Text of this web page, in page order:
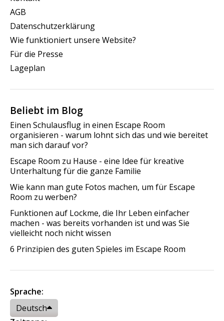
AGB
Datenschutzerklärung
Wie funktioniert unsere Website?
Für die Presse
Lageplan
Beliebt im Blog
Einen Schulausflug in einen Escape Room
organisieren - warum lohnt sich das und wie bereitet
man sich darauf vor?
Escape Room zu Hause - eine Idee für kreative
Unterhaltung für die ganze Familie
Wie kann man gute Fotos machen, um für Escape
Room zu werben?
Funktionen auf Lockme, die Ihr Leben einfacher
machen - was bereits vorhanden ist und was Sie
vielleicht noch nicht wissen
6 Prinzipien des guten Spieles im Escape Room
Sprache:
Deutsch